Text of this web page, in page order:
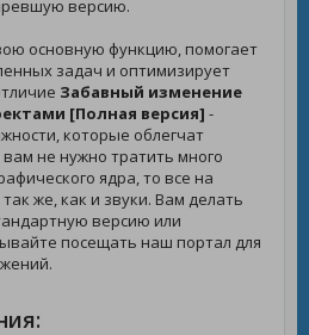
версию.
основную функцию, помогает
задач и оптимизирует
Забавный изменение
[Полная версия] -
которые облегчат
не нужно тратить много
ядра, то все на
же, как и звуки. Вам делать
версию или
посещать наш портал для